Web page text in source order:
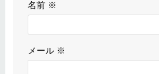
名前 ※
メール ※